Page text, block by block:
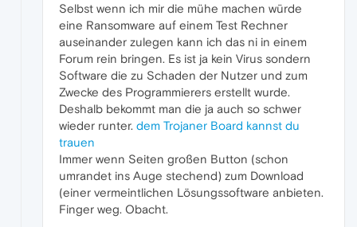
Selbst wenn ich mir die mühe machen würde
eine Ransomware auf einem Test Rechner
auseinander zulegen kann ich das ni in einem
Forum rein bringen. Es ist ja kein Virus sondern
Software die zu Schaden der Nutzer und zum
Zwecke des Programmierers erstellt wurde.
Deshalb bekommt man die ja auch so schwer
wieder runter. dem Trojaner Board kannst du
trauen
Immer wenn Seiten großen Button (schon
umrandet ins Auge stechend) zum Download
(einer vermeintlichen Lösungssoftware anbieten.
Finger weg. Obacht.